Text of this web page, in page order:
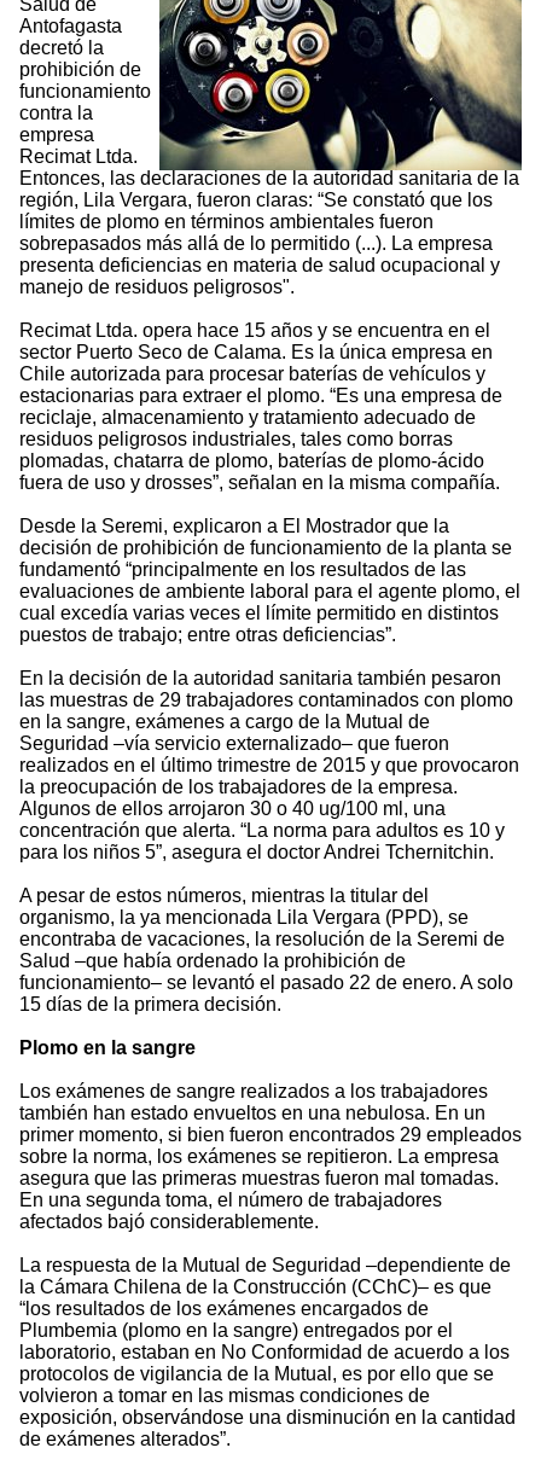
Salud de
Antofagasta
decretó la
prohibición de
funcionamiento
contra la
empresa
Recimat Ltda.
Entonces, las declaraciones de la autoridad sanitaria de la
región, Lila Vergara, fueron claras: “Se constató que los
límites de plomo en términos ambientales fueron
sobrepasados más allá de lo permitido (...). La empresa
presenta deficiencias en materia de salud ocupacional y
manejo de residuos peligrosos".
Recimat Ltda. opera hace 15 años y se encuentra en el
sector Puerto Seco de Calama. Es la única empresa en
Chile autorizada para procesar baterías de vehículos y
estacionarias para extraer el plomo. “Es una empresa de
reciclaje, almacenamiento y tratamiento adecuado de
residuos peligrosos industriales, tales como borras
plomadas, chatarra de plomo, baterías de plomo-ácido
fuera de uso y drosses”, señalan en la misma compañía.
Desde la Seremi, explicaron a El Mostrador que la
decisión de prohibición de funcionamiento de la planta se
fundamentó “principalmente en los resultados de las
evaluaciones de ambiente laboral para el agente plomo, el
cual excedía varias veces el límite permitido en distintos
puestos de trabajo; entre otras deficiencias”.
En la decisión de la autoridad sanitaria también pesaron
las muestras de 29 trabajadores contaminados con plomo
en la sangre, exámenes a cargo de la Mutual de
Seguridad –vía servicio externalizado– que fueron
realizados en el último trimestre de 2015 y que provocaron
la preocupación de los trabajadores de la empresa.
Algunos de ellos arrojaron 30 o 40 ug/100 ml, una
concentración que alerta. “La norma para adultos es 10 y
para los niños 5”, asegura el doctor Andrei Tchernitchin.
A pesar de estos números, mientras la titular del
organismo, la ya mencionada Lila Vergara (PPD), se
encontraba de vacaciones, la resolución de la Seremi de
Salud –que había ordenado la prohibición de
funcionamiento– se levantó el pasado 22 de enero. A solo
15 días de la primera decisión.
Plomo en la sangre
Los exámenes de sangre realizados a los trabajadores
también han estado envueltos en una nebulosa. En un
primer momento, si bien fueron encontrados 29 empleados
sobre la norma, los exámenes se repitieron. La empresa
asegura que las primeras muestras fueron mal tomadas.
En una segunda toma, el número de trabajadores
afectados bajó considerablemente.
La respuesta de la Mutual de Seguridad –dependiente de
la Cámara Chilena de la Construcción (CChC)– es que
“los resultados de los exámenes encargados de
Plumbemia (plomo en la sangre) entregados por el
laboratorio, estaban en No Conformidad de acuerdo a los
protocolos de vigilancia de la Mutual, es por ello que se
volvieron a tomar en las mismas condiciones de
exposición, observándose una disminución en la cantidad
de exámenes alterados”.